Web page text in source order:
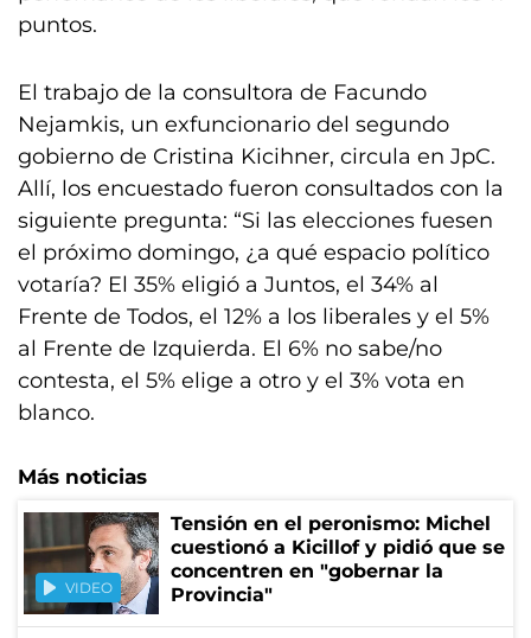
puntos.
El trabajo de la consultora de Facundo
Nejamkis, un exfuncionario del segundo
gobierno de Cristina Kicihner, circula en JpC.
Allí, los encuestado fueron consultados con la
siguiente pregunta: “Si las elecciones fuesen
el próximo domingo, ¿a qué espacio político
votaría? El 35% eligió a Juntos, el 34% al
Frente de Todos, el 12% a los liberales y el 5%
al Frente de Izquierda. El 6% no sabe/no
contesta, el 5% elige a otro y el 3% vota en
blanco.
Más noticias
VIDEO
Tensión en el peronismo: Michel
cuestionó a Kicillof y pidió que se
concentren en "gobernar la
Provincia"